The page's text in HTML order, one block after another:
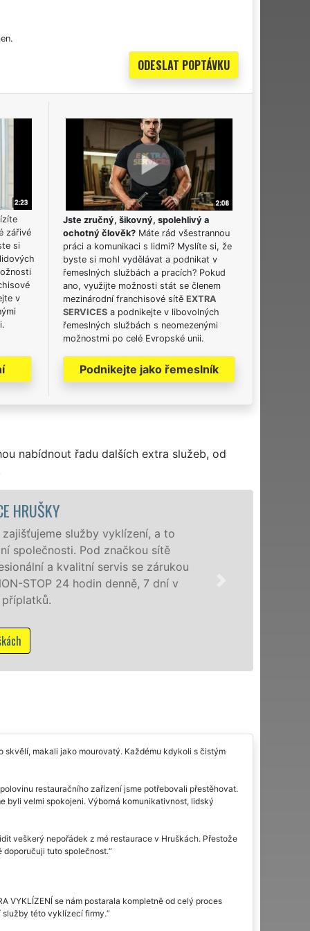
zářivé
si
v
Jste zručný, šikovný, spolehlivý a
ochotný člověk? Máte rád všestrannou
práci a komunikaci s lidmi? Myslíte si, že
byste si mohl vydělávat a podnikat v
řemeslných službách a pracích? Pokud
ano, využijte možnosti stát se členem
mezinárodní franchisové sítě EXTRA
SERVICES a podnikejte v libovolných
řemeslných službách s neomezenými
možnostmi po celé Evropské unii.
Podnikejte jako řemeslník
nabídnout řadu dalších extra služeb, od
Společnost EXTRA
poboček levné, přesto
okolí. Poskytujeme tuto
zárukou kvalitně odvedené
makali jako mourovatý. Každému kdykoli s čistým
restauračního zařízení jsme potřebovali přestěhovat.
byli velmi spokojeni. Výborná komunikativnost, lidský
veškerý nepořádek z mé restaurace v Hruškách. Přestože
tuto společnost.
VYKLÍZENÍ se nám postarala kompletně od celý proces
služby této vyklízecí firmy.